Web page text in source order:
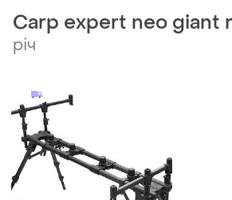
Carp expert neo giant
річ